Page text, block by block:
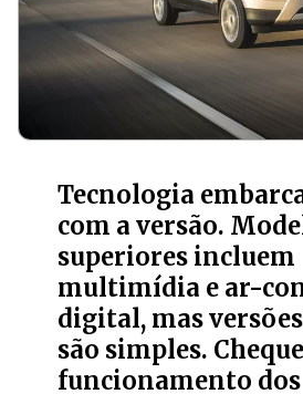
Tecnologia
com a versão.
superiores incluem
multimídia e ar-
digital, mas
são simples.
funcionamento dos